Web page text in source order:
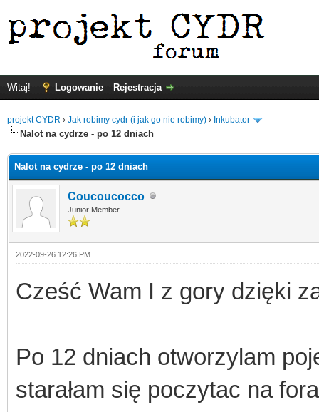
Witaj! Logowanie Rejestracja
projekt CYDR › Jak robimy cydr (i jak go nie robimy) › Inkubator
Nalot na cydrze - po 12 dniach
Nalot na cydrze - po 12 dniach
Coucoucocco
Junior Member
2022-09-26 12:26 PM
Cześć Wam I z gory dzięki
Po 12 dniach otworzylam
starałam się poczytac na